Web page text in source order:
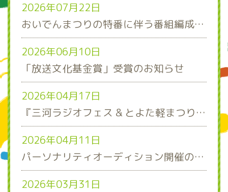
2026年07月22日
おいでんまつりの特番に伴う番組編成について
2026年06月10日
「放送文化基金賞」受賞のお知らせ
2026年04月17日
『三河ラジオフェス & とよた軽まつり』ステージスケジュール発表！
2026年04月11日
パーソナリティオーディション開催のお知らせ
2026年03月31日